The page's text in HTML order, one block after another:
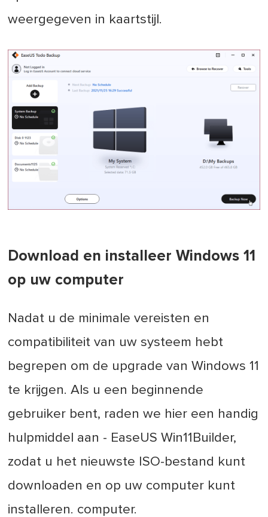
weergegeven in kaartstijl.
Download en installeer Windows 11
op uw computer
Nadat u de minimale vereisten en
compatibiliteit van uw systeem hebt
begrepen om de upgrade van Windows 11
te krijgen. Als u een beginnende
gebruiker bent, raden we hier een handig
hulpmiddel aan - EaseUS Win11Builder,
zodat u het nieuwste ISO-bestand kunt
downloaden en op uw computer kunt
installeren. computer.